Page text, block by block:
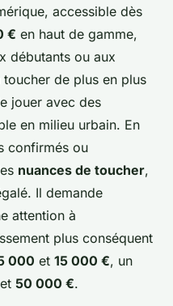
accessible dès
€ en haut de gamme,
débutants ou aux
de plus en plus
jouer avec des
en milieu urbain. En
confirmés ou
nuances de toucher,
Il demande
attention à
plus conséquent
000 et 15 000 €, un
et 50 000 €.